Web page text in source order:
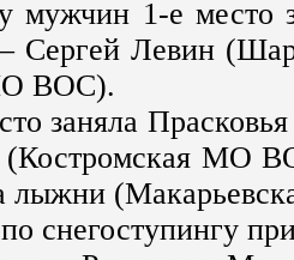
1-е место
Сергей Левин
ВОС).
заняла
(Костромская МО
лыжни
снегоступингу